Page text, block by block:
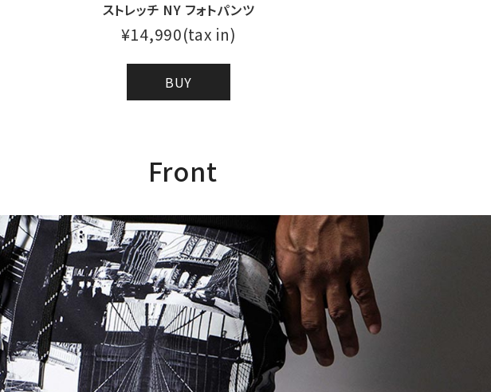
tune 絞り込んで検索する
ストレッチ NY フォトパンツ
¥14,990(tax in)
BUY
Front